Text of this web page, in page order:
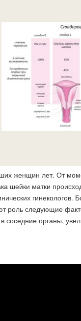
женщин лет. От
шейки матки
гинекологов.
роль следующие
соседние органы,